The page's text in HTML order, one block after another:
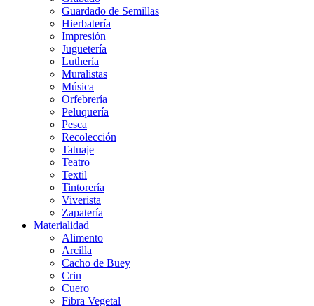
Guardado de Semillas
Hierbatería
Impresión
Juguetería
Luthería
Muralistas
Música
Orfebrería
Peluquería
Pesca
Recolección
Tatuaje
Teatro
Textil
Tintorería
Viverista
Zapatería
Materialidad
Alimento
Arcilla
Cacho de Buey
Crin
Cuero
Fibra Vegetal